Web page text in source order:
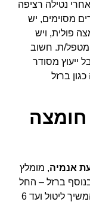
נטילה רציפה
מסוימים, יש
פולית, ויש
ת. חשוב
ייעוץ מסודר
ברזל
חומצה
אנמיה, מומלץ
חומצה פולית (0.5 מ”ג) ובנוסף ברזל – החל
משליש השני של ההיריון (את הברזל יש להמשיך ליטול ועד 6